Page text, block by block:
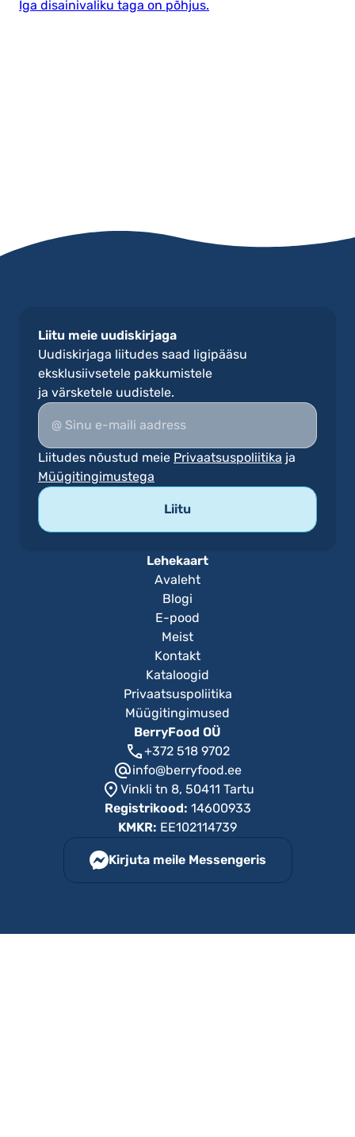
Iga disainivaliku taga on põhjus.
Liitu meie uudiskirjaga
Uudiskirjaga liitudes saad ligipääsu
eksklusiivsetele pakkumistele
ja värsketele uudistele.
Liitudes nõustud meie Privaatsuspoliitika ja
Müügitingimustega
Lehekaart
Avaleht
Blogi
E-pood
Meist
Kontakt
Kataloogid
Privaatsuspoliitika
Müügitingimused
BerryFood OÜ
+372 518 9702
info@berryfood.ee
Vinkli tn 8, 50411 Tartu
Registrikood: 14600933
KMKR: EE102114739
Kirjuta meile Messengeris